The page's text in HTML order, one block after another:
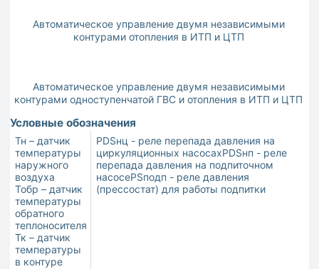
Автоматическое управление двумя независимыми
контурами отопления в ИТП и ЦТП
Автоматическое управление двумя независимыми
контурами одноступенчатой ГВС и отопления в ИТП и ЦТП
Условные обозначения
Тн – датчик
температуры
наружного
воздуха
Тобр – датчик
температуры
обратного
теплоносителя
Тк – датчик
температуры
в контуре
PDSнц - реле перепада давления на
циркуляционных насосахPDSнп - реле
перепада давления на подпиточном
насосеPSподп - реле давления
(прессостат) для работы подпитки